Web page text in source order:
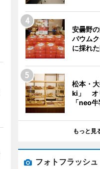
安曇野
バウム
に採れ
松本・
ki」 オ
「neo
もっと見
フォトフラッシュ